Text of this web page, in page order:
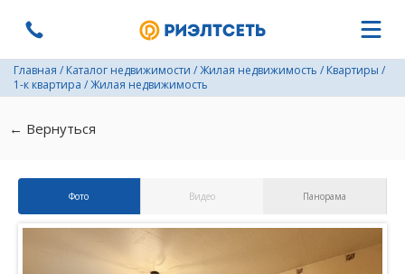
Главная / Каталог недвижимости /Жилая недвижимость / Квартиры /
1-к квартира /Жилая недвижимость
← Вернуться
Фото Видео Панорама